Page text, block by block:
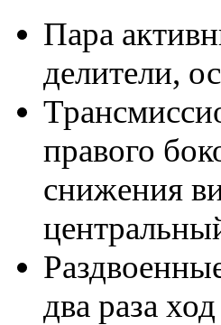
Пара
делители,
правого
снижения
два раза